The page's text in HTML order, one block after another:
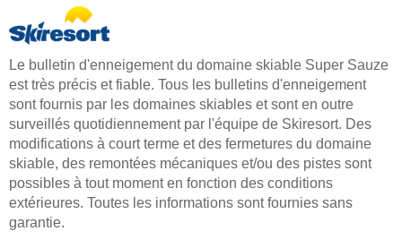
Le bulletin d'enneigement du domaine skiable Super Sauze
est très précis et fiable. Tous les bulletins d'enneigement
sont fournis par les domaines skiables et sont en outre
surveillés quotidiennement par l'équipe de Skiresort. Des
modifications à court terme et des fermetures du domaine
skiable, des remontées mécaniques et/ou des pistes sont
possibles à tout moment en fonction des conditions
extérieures. Toutes les informations sont fournies sans
garantie.